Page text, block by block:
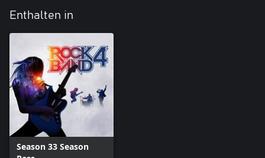
Enthalten in
Season 33 Season